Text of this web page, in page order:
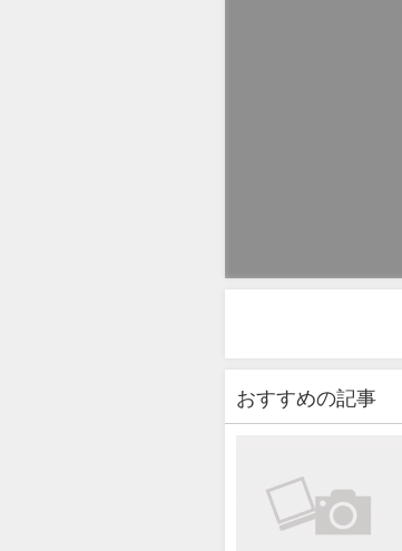
おすすめの記事